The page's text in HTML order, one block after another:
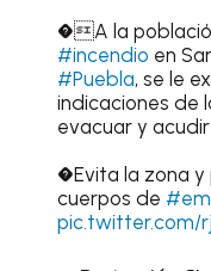
�A la
#incendio en
#Puebla, se le
indicaciones de
evacuar y
�Evita la zona y
cuerpos de
pic.twitter.com/